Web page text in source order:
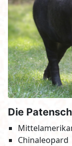
Die
Chinaleopard